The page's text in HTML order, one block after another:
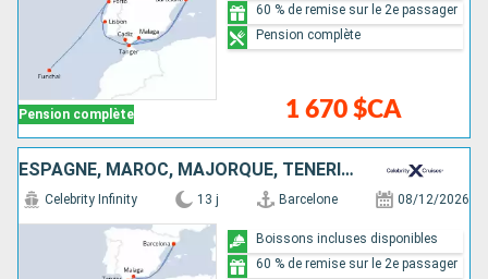
Pension complète 1 670 $CA
60 % de remise sur le 2e passager
Pension complète
ESPAGNE, MAROC, MAJORQUE, TENERIFE, LANZAROTE, GIBRALTAR
Celebrity Infinity 13 j Barcelone 08/12/2026
Boissons incluses disponibles
60 % de remise sur le 2e passager